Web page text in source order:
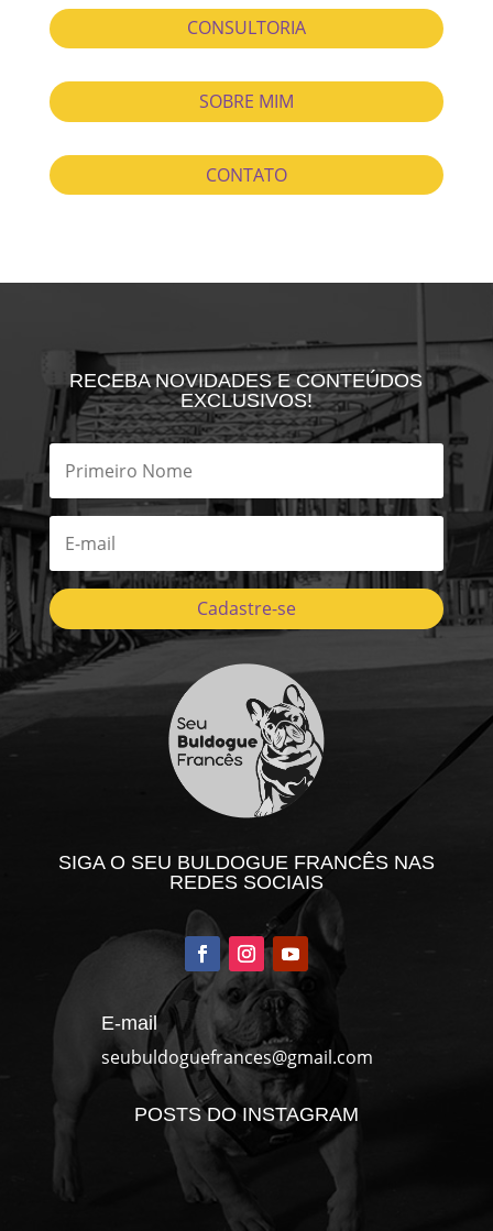
CONSULTORIA
SOBRE MIM
CONTATO
RECEBA NOVIDADES E CONTEÚDOS
EXCLUSIVOS!
Cadastre-se
SIGA O SEU BULDOGUE FRANCÊS NAS
REDES SOCIAIS
E-mail
seubuldoguefrances@gmail.com
POSTS DO INSTAGRAM